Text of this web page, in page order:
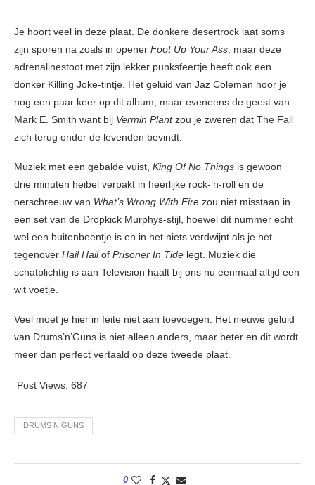
Je hoort veel in deze plaat. De donkere desertrock laat soms
zijn sporen na zoals in opener Foot Up Your Ass, maar deze
adrenalinestoot met zijn lekker punksfeertje heeft ook een
donker Killing Joke-tintje. Het geluid van Jaz Coleman hoor je
nog een paar keer op dit album, maar eveneens de geest van
Mark E. Smith want bij Vermin Plantzou je zweren dat The Fall
zich terug onder de levenden bevindt.
Muziek met een gebalde vuist, King Of No Things is gewoon
drie minuten heibel verpakt in heerlijke rock-‘n-roll en de
oerschreeuw van What’s Wrong With Fire zou niet misstaan in
een set van de Dropkick Murphys-stijl, hoewel dit nummer echt
wel een buitenbeentje is en in het niets verdwijnt als je het
tegenover Hail Hailof Prisoner In Tide legt. Muziek die
schatplichtig is aan Television haalt bij ons nu eenmaal altijd een
wit voetje.
Veel moet je hier in feite niet aan toevoegen. Het nieuwe geluid
van Drums’n’Guns is niet alleen anders, maar beter en dit wordt
meer dan perfect vertaald op deze tweede plaat.
Post Views: 687
DRUMS N GUNS
0